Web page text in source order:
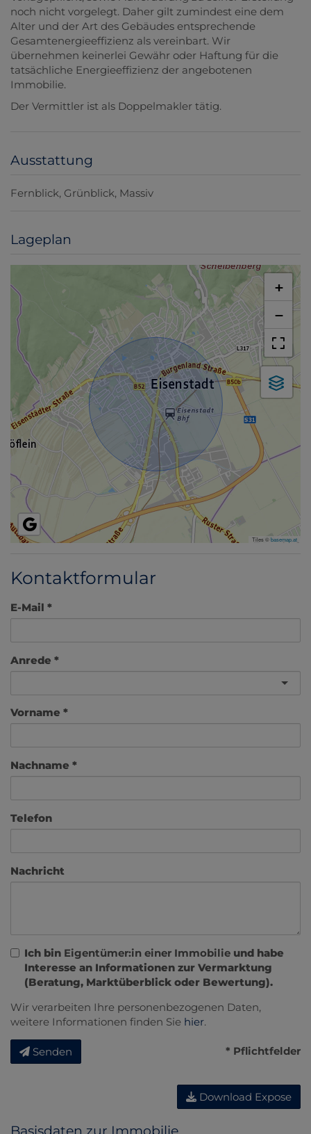
noch nicht vorgelegt. Daher gilt zumindest eine dem
Alter und der Art des Gebäudes entsprechende
Gesamtenergieeffizienz als vereinbart. Wir
übernehmen keinerlei Gewähr oder Haftung für die
tatsächliche Energieeffizienz der angebotenen
Immobilie.
Der Vermittler ist als Doppelmakler tätig.
Ausstattung
Fernblick Grünblick Massiv
Lageplan
+
−
Tiles ©basemap.at
Kontaktformular
E-Mail
Anrede
Vorname
Nachname
Telefon
Nachricht
Ich bin Eigentümer:in einer Immobilie und habe
Interesse an Informationen zur Vermarktung
(Beratung, Marktüberblick oder Bewertung).
Wir verarbeiten Ihre personenbezogenen Daten,
weitere Informationen finden Sie hier.
Senden * Pflichtfelder
Download Expose
Basisdaten zur Immobilie